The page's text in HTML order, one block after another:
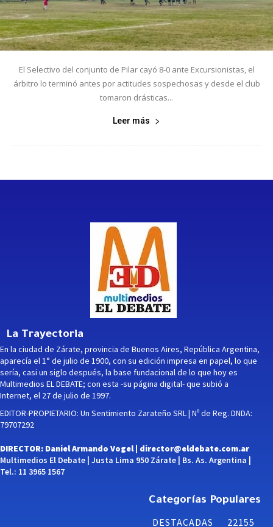
El Selectivo del conjunto de Pilar cayó 8-0 ante Excursionistas, el
árbitro lo terminó antes por actitudes sospechosas y desde el club
tomaron drásticas...
Leer más
La Trayectoria
En la ciudad de Zárate, provincia de Buenos Aires, República Argentina,
aparecía el 1° de julio de 1900, con su edición impresa en papel, lo que
sería, casi un siglo después, la base fundacional de lo que hoy es
Multimedios EL DEBATE; con esta -su página digital- que subió a
Internet, el 27 de julio de 1997.
EDITOR-PROPIETARIO: Un Sentimiento Zarateño SRL | Nº de Reg. DNDA:
79707292
DIRECTOR: Daniel Armando Vogel | director@eldebate.com.ar
Multimedios El Debate | Justa Lima 950 Zárate | Bs. As. Argentina |
Tel.: 11 3965 1567
Categorías Populares
DESTACADAS
22155